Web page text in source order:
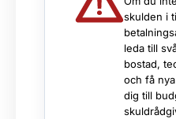
skulden i
leda till
bostad,
och få
dig till